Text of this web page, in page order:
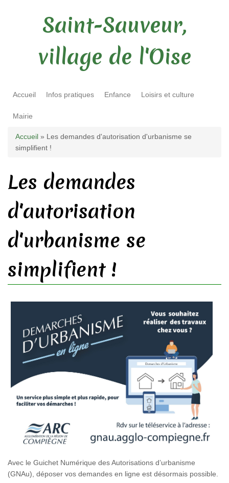
Saint-Sauveur,
village de l'Oise
Accueil Infos pratiques Enfance Loisirs et culture
Mairie
Vous êtes ici
Accueil » Les demandes d'autorisation d'urbanisme se
simplifient !
Les demandes
d'autorisation
d'urbanisme se
simplifient !
Avec le Guichet Numérique des Autorisations d’urbanisme
(GNAu), déposer vos demandes en ligne est désormais possible.